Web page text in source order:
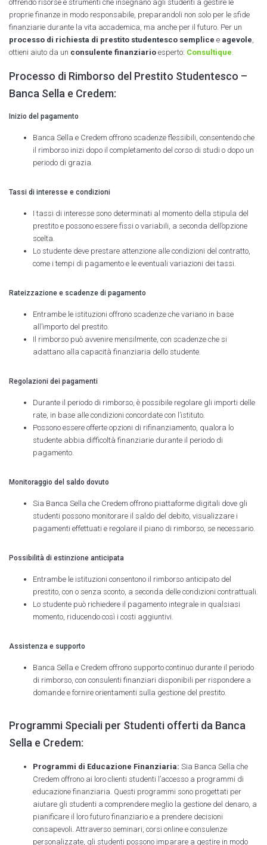
offrendo risorse e strumenti che insegnano agli studenti a gestire le
proprie finanze in modo responsabile, preparandoli non solo per le sfide
finanziarie durante la vita accademica, ma anche per il futuro. Per un
processo di richiesta di prestito studentesco semplice e agevole
ottieni aiuto da un consulente finanziario esperto: Consultique
Processo di Rimborso del Prestito Studentesco –
Banca Sella e Credem:
Inizio del pagamento
Banca Sella e Credem offrono scadenze flessibili, consentendo che
il rimborso inizi dopo il completamento del corso di studi o dopo un
periodo di grazia.
Tassi di interesse e condizioni
I tassi di interesse sono determinati al momento della stipula del
prestito e possono essere fissi o variabili, a seconda dell’opzione
scelta.
Lo studente deve prestare attenzione alle condizioni del contratto,
come i tempi di pagamento e le eventuali variazioni dei tassi.
Rateizzazione e scadenze di pagamento
Entrambe le istituzioni offrono scadenze che variano in base
all’importo del prestito.
Il rimborso può avvenire mensilmente, con scadenze che si
adattano alla capacità finanziaria dello studente.
Regolazioni dei pagamenti
Durante il periodo di rimborso, è possibile regolare gli importi delle
rate, in base alle condizioni concordate con l’istituto.
Possono essere offerte opzioni di rifinanziamento, qualora lo
studente abbia difficoltà finanziarie durante il periodo di
pagamento.
Monitoraggio del saldo dovuto
Sia Banca Sella che Credem offrono piattaforme digitali dove gli
studenti possono monitorare il saldo del debito, visualizzare i
pagamenti effettuati e regolare il piano di rimborso, se necessario.
Possibilità di estinzione anticipata
Entrambe le istituzioni consentono il rimborso anticipato del
prestito, con o senza sconto, a seconda delle condizioni contrattuali.
Lo studente può richiedere il pagamento integrale in qualsiasi
momento, riducendo così i costi aggiuntivi.
Assistenza e supporto
Banca Sella e Credem offrono supporto continuo durante il periodo
di rimborso, con consulenti finanziari disponibili per rispondere a
domande e fornire orientamenti sulla gestione del prestito.
Programmi Speciali per Studenti offerti da Banca
Sella e Credem:
Programmi di Educazione Finanziaria: Sia Banca Sella che
Credem offrono ai loro clienti studenti l’accesso a programmi di
educazione finanziaria. Questi programmi sono progettati per
aiutare gli studenti a comprendere meglio la gestione del denaro, a
pianificare il loro futuro finanziario e a prendere decisioni
consapevoli. Attraverso seminari, corsi online e consulenze
personalizzate, gli studenti possono imparare a gestire in modo